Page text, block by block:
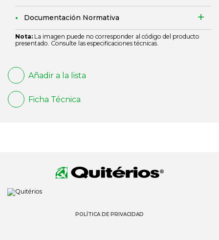
Documentación Normativa
Nota: La imagen puede no corresponder al código del producto
presentado. Consulte las especificaciones técnicas.
Añadir a la lista
Ficha Técnica
POLÍTICA DE PRIVACIDAD